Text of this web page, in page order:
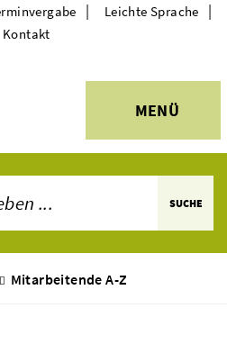
MENÜ
| Leichte Sprache |
Kontakt
SUCHE
Mitarbeitende A-Z